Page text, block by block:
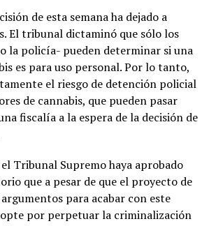
de esta semana ha dejado a
El tribunal dictaminó que sólo los
la policía- pueden determinar si una
es para uso personal. Por lo tanto,
el riesgo de detención policial
de cannabis, que pueden pasar
fiscalía a la espera de la decisión de
Tribunal Supremo haya aprobado
que a pesar de que el proyecto de
para acabar con este
por perpetuar la criminalización